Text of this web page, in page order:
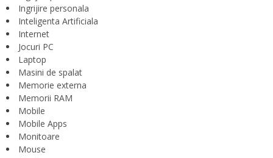
Ingrijire personala
Inteligenta Artificiala
Internet
Jocuri PC
Laptop
Masini de spalat
Memorie externa
Memorii RAM
Mobile
Mobile Apps
Monitoare
Mouse